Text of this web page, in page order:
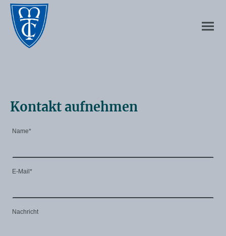
Kontakt aufnehmen
Name*
E-Mail *
Nachricht